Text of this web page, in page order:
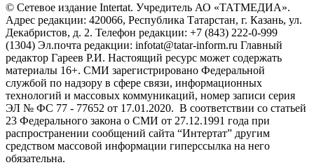
© Сетевое издание Intertat. Учредитель АО «ТАТМЕДИА».
Адрес редакции: 420066, Республика Татарстан, г. Казань, ул.
Декабристов, д. 2. Телефон редакции: +7 (843) 222-0-999
(1304) Эл.почта редакции: infotat@tatar-inform.ru Главный
редактор Гареев Р.И. Настоящий ресурс может содержать
материалы 16+. СМИ зарегистрировано Федеральной
службой по надзору в сфере связи, информационных
технологий и массовых коммуникаций, номер записи серия
ЭЛ № ФС 77 - 77652 от 17.01.2020. В соответствии со статьей
23 Федерального закона о СМИ от 27.12.1991 года при
распространении сообщений сайта “Интертат” другим
средством массовой информации гиперссылка на него
обязательна.